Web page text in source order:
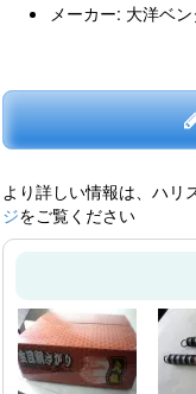
メーカー: 大洋ベ
より詳しい情報は、ハリ
ジをご覧ください